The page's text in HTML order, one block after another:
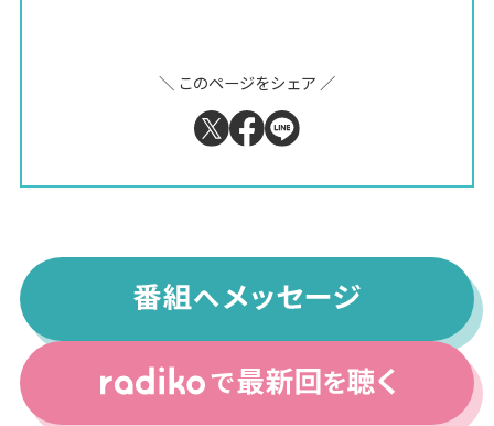
＼ このページをシェア ／